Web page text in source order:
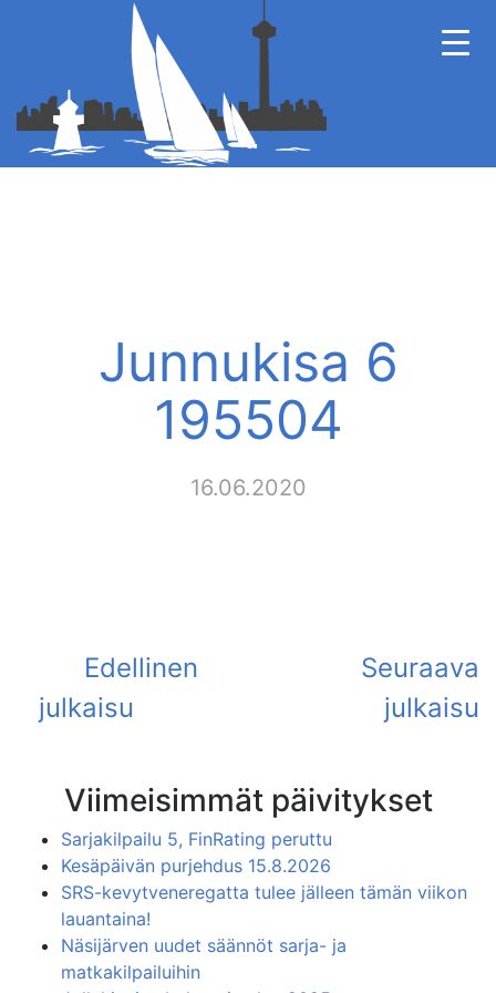
Junnukisa 6
195504
16.06.2020
Viimeisimmät päivitykset
Sarjakilpailu 5, FinRating peruttu
Kesäpäivän purjehdus 15.8.2026
SRS-kevytveneregatta tulee jälleen tämän viikon
lauantaina!
Näsijärven uudet säännöt sarja- ja
matkakilpailuihin